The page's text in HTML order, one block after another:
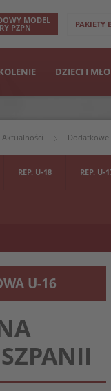
MODEL
PZPN PAKIETY
DZIECI I
Aktualności Dodatkowe
REP. U-18 REP. U-
U-16